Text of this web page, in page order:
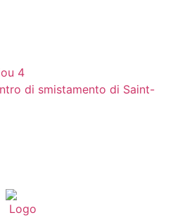
di smistamento di Saint-